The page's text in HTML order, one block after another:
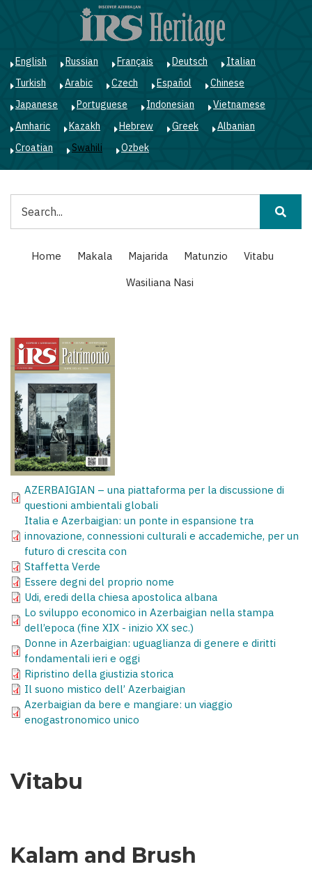
English Russian Français Deutsch
Italian
Turkish
Arabic Czech Español
Chinese
Japanese
Portuguese Indonesian
Vietnamese
Amharic
Kazakh Hebrew Greek
Albanian
Croatian
Swahili Ozbek
Main
navigation
Home Makala Majarida Matunzio
Vitabu
Wasiliana Nasi
AZERBAIGIAN – una piattaforma per la discussione di
questioni ambientali globali
Italia e Azerbaigian: un ponte in espansione tra
innovazione, connessioni culturali e accademiche, per un
futuro di crescita con
Staffetta Verde
Essere degni del proprio nome
Udi, eredi della chiesa apostolica albana
Lo sviluppo economico in Azerbaigian nella stampa
dell’epoca (fine XIX - inizio XX sec.)
Donne in Azerbaigian: uguaglianza di genere e diritti
fondamentali ieri e oggi
Ripristino della giustizia storica
Il suono mistico dell’ Azerbaigian
Azerbaigian da bere e mangiare: un viaggio
enogastronomico unico
Vitabu
Kalam and Brush